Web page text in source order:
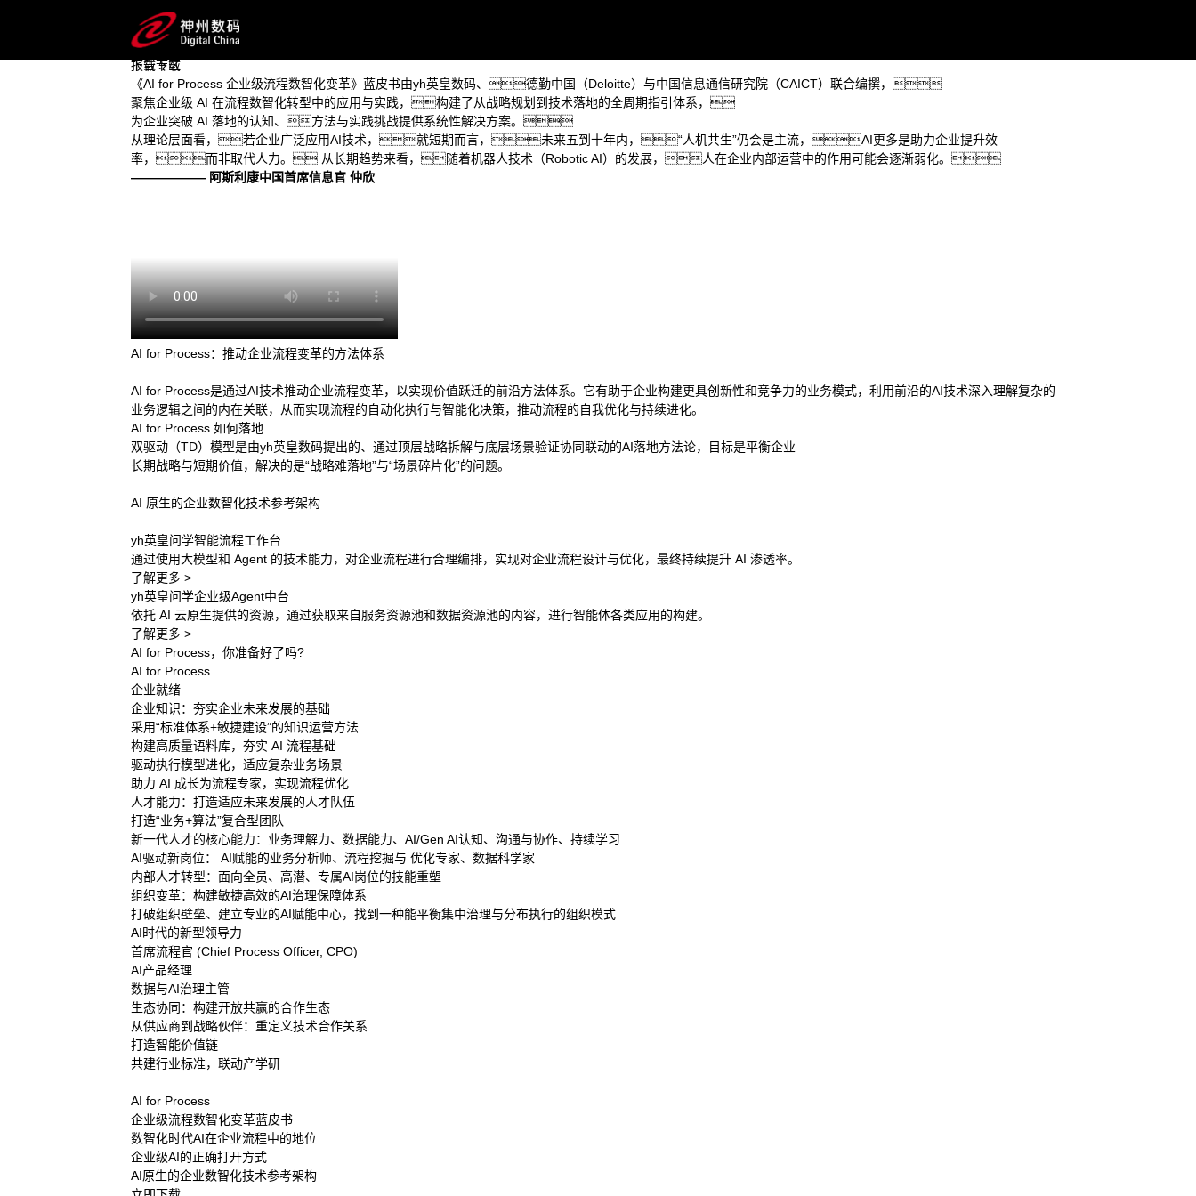
下载专区
AI for Process 企业级流程数智化变革蓝皮书
系统拆解 AI 如何打破流程边界、激活数据价值，助力企业从效率优化跃向智能跃升，在数智浪潮中锚定进化方向。
报告下载
《AI for Process 企业级流程数智化变革》蓝皮书由yh英皇数码、德勤中国（Deloitte）与中国信息通信研究院（CAICT）联合编撰，
聚焦企业级 AI 在流程数智化转型中的应用与实践，构建了从战略规划到技术落地的全周期指引体系，
为企业突破 AI 落地的认知、方法与实践挑战提供系统性解决方案。
从理论层面看，若企业广泛应用AI技术，就短期而言，未来五到十年内，“人机共生”仍会是主流，AI更多是助力企业提升效
率，而非取代人力。 从长期趋势来看，随着机器人技术（Robotic AI）的发展，人在企业内部运营中的作用可能会逐渐弱化。
—————— 阿斯利康中国首席信息官 仲欣
AI for Process：推动企业流程变革的方法体系
AI for Process是通过AI技术推动企业流程变革，以实现价值跃迁的前沿方法体系。它有助于企业构建更具创新性和竞争力的业务模式，利用前沿的AI技术深入理解复杂的
业务逻辑之间的内在关联，从而实现流程的自动化执行与智能化决策，推动流程的自我优化与持续进化。
AI for Process 如何落地
双驱动（TD）模型是由yh英皇数码提出的、通过顶层战略拆解与底层场景验证协同联动的AI落地方法论，目标是平衡企业
长期战略与短期价值，解决的是“战略难落地”与“场景碎片化”的问题。
AI 原生的企业数智化技术参考架构
yh英皇问学智能流程工作台
通过使用大模型和 Agent 的技术能力，对企业流程进行合理编排，实现对企业流程设计与优化，最终持续提升 AI 渗透率。
了解更多 >
yh英皇问学企业级Agent中台
依托 AI 云原生提供的资源，通过获取来自服务资源池和数据资源池的内容，进行智能体各类应用的构建。
了解更多 >
AI for Process，你准备好了吗?
AI for Process
企业就绪
企业知识：夯实企业未来发展的基础
采用“标准体系+敏捷建设”的知识运营方法
构建高质量语料库，夯实 AI 流程基础
驱动执行模型进化，适应复杂业务场景
助力 AI 成长为流程专家，实现流程优化
人才能力：打造适应未来发展的人才队伍
打造“业务+算法”复合型团队
新一代人才的核心能力：业务理解力、数据能力、AI/Gen AI认知、沟通与协作、持续学习
AI驱动新岗位： AI赋能的业务分析师、流程挖掘与 优化专家、数据科学家
内部人才转型：面向全员、高潜、专属AI岗位的技能重塑
组织变革：构建敏捷高效的AI治理保障体系
打破组织壁垒、建立专业的AI赋能中心，找到一种能平衡集中治理与分布执行的组织模式
AI时代的新型领导力
首席流程官 (Chief Process Officer, CPO)
AI产品经理
数据与AI治理主管
生态协同：构建开放共赢的合作生态
从供应商到战略伙伴：重定义技术合作关系
打造智能价值链
共建行业标准，联动产学研
AI for Process
企业级流程数智化变革蓝皮书
数智化时代AI在企业流程中的地位
企业级AI的正确打开方式
AI原生的企业数智化技术参考架构